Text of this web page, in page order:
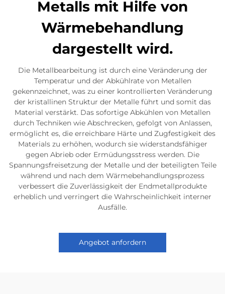
Metalls mit Hilfe von
Wärmebehandlung
dargestellt wird.
Die Metallbearbeitung ist durch eine Veränderung der
Temperatur und der Abkühlrate von Metallen
gekennzeichnet, was zu einer kontrollierten Veränderung
der kristallinen Struktur der Metalle führt und somit das
Material verstärkt. Das sofortige Abkühlen von Metallen
durch Techniken wie Abschrecken, gefolgt von Anlassen,
ermöglicht es, die erreichbare Härte und Zugfestigkeit des
Materials zu erhöhen, wodurch sie widerstandsfähiger
gegen Abrieb oder Ermüdungsstress werden. Die
Spannungsfreisetzung der Metalle und der beteiligten Teile
während und nach dem Wärmebehandlungsprozess
verbessert die Zuverlässigkeit der Endmetallprodukte
erheblich und verringert die Wahrscheinlichkeit interner
Ausfälle.
Angebot anfordern